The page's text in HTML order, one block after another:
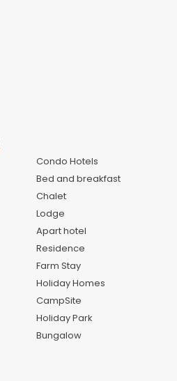
Condo Hotels
Bed and breakfast
Chalet
Lodge
Apart hotel
Residence
Farm Stay
Holiday Homes
CampSite
Holiday Park
Bungalow